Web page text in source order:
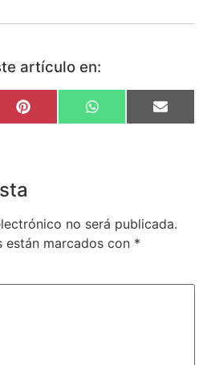
artículo en:
Pinterest WhatsApp Email
no será publicada.
marcados con *